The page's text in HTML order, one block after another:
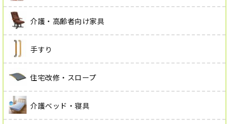
介護・高齢者向け家具
手すり
住宅改修・スロープ
介護ベッド・寝具